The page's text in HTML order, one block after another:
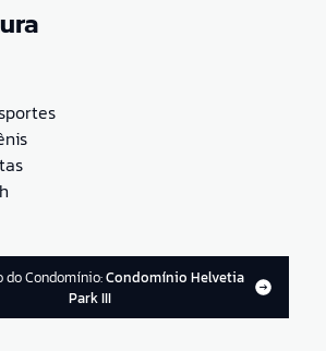
do Condomínio:Condomínio Helvetia
Park III